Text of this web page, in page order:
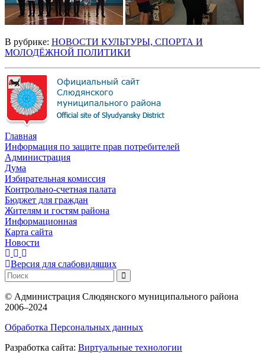
В рубрике: НОВОСТИ КУЛЬТУРЫ, СПОРТА И
МОЛОДЁЖНОЙ ПОЛИТИКИ
Главная
Информация по защите прав потребителей
Администрация
Дума
Избирательная комиссия
Контрольно-счетная палата
Бюджет для граждан
Жителям и гостям района
Информационная
Карта сайта
Новости
Версия для слабовидящих
© Администрация Слюдянского муниципального района
2006–2024
Обработка Персональных данных
Разработка сайта: Виртуальные технологии